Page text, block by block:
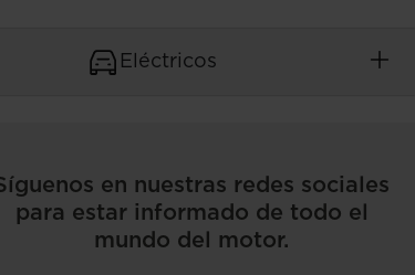
Eléctricos
en nuestras redes sociales
para estar informado de todo el
mundo del motor.